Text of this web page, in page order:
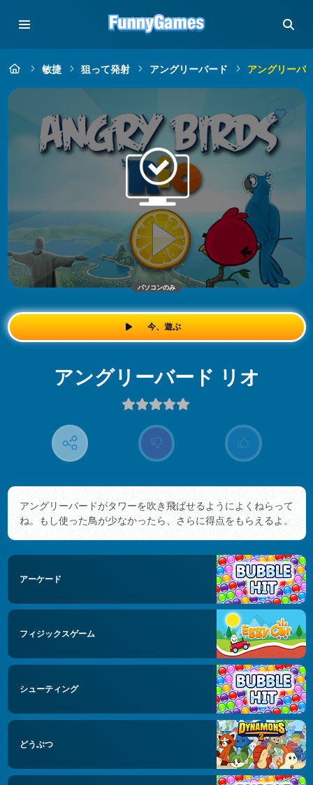
敏捷 狙って発射 アングリーバード アングリーバ
パソコンのみ
今、遊ぶ
アングリーバード リオ
アングリーバードがタワーを吹き飛ばせるようによくねらって
ね。もし使った鳥が少なかったら、さらに得点をもらえるよ。
アーケード
フィジックスゲーム
シューティング
どうぶつ